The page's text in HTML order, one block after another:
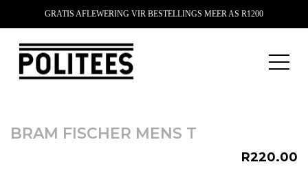
GRATIS AFLEWERING VIR BESTELLINGS MEER AS R1200
BRAM FISCHER MENS T
R220.00